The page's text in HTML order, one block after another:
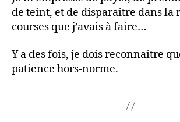
de teint, et de disparaître dans la
courses que j’avais à faire…
Y a des fois, je dois reconnaître
patience hors-norme.